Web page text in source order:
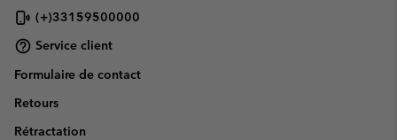
(+)33159500000
Service client
Formulaire de contact
Retours
Rétractation